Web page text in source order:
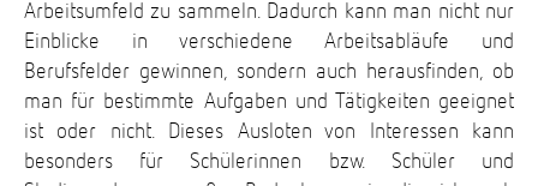
Arbeitsumfeld zu sammeln. Dadurch kann man nicht nur
Einblicke in verschiedene Arbeitsabläufe und
Berufsfelder gewinnen, sondern auch herausfinden, ob
man für bestimmte Aufgaben und Tätigkeiten geeignet
ist oder nicht. Dieses Ausloten von Interessen kann
besonders für Schülerinnen bzw. Schüler und